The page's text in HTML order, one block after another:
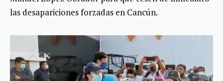
las desapariciones forzadas en Cancún.